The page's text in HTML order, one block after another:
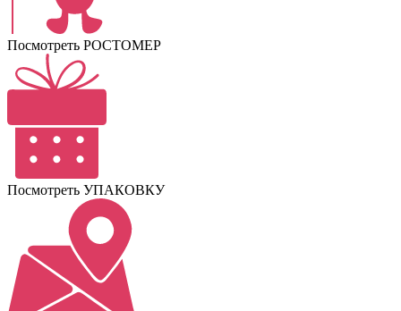
Посмотреть РОСТОМЕР
Посмотреть УПАКОВКУ